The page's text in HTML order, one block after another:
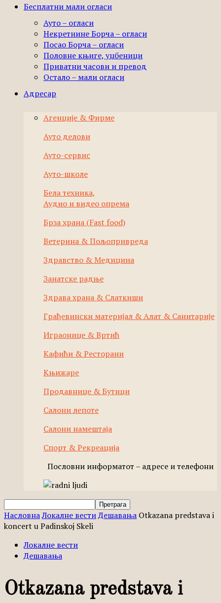
Бесплатни мали огласи
Ауто – огласи
Некретнине Борча – огласи
Посао Борча – огласи
Половне књиге, уџбеници
Приватни часови и превод
Остало – мали огласи
Адресар
Агенције & Фирме
Ауто делови
Ауто-сервис
Ауто-школе
Бела техника,
Аудио и видео опрема
Брза храна (Fast food)
Ветерина & Пољопривреда
Здравство & Медицина
Занатске радње
Здрава храна & Слаткиши
Грађевински материјал & Алат & Санитарије
Играонице & Вртић
Кафићи & Ресторани
Књижаре
Продавнице & Бутици
Салони лепоте
Салони намештаја
Спорт & Рекреација
Пословни информатот – адресе и телефони
НасловнаЛокалне вестиДешавања Otkazana predstava i
koncert u Padinskoj Skeli
Локалне вести
Дешавања
Otkazana predstava i